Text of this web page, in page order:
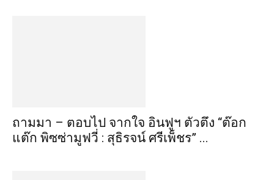
ถามมา – ตอบไป จากใจ อินฟูฯ ตัวตึง “ต๊อก
แต๊ก พิซซ่ามูฟวี่ : สุธิรจน์ ศรีเพ็ชร” ...